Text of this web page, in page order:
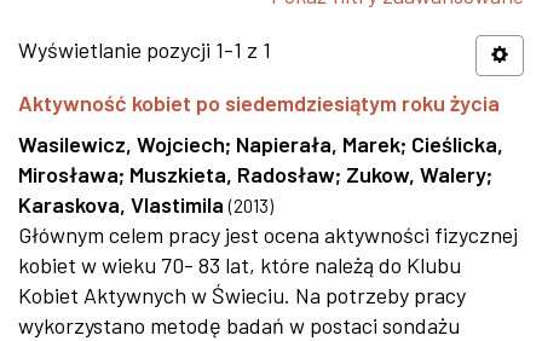
Wyświetlanie pozycji 1-1 z 1
Aktywność kobiet po siedemdziesiątym roku życia
Wasilewicz, Wojciech; Napierała, Marek; Cieślicka,
Mirosława; Muszkieta, Radosław; Zukow, Walery;
Karaskova, Vlastimila (2013)
Głównym celem pracy jest ocena aktywności fizycznej
kobiet w wieku 70- 83 lat, które należą do Klubu
Kobiet Aktywnych w Świeciu. Na potrzeby pracy
wykorzystano metodę badań w postaci sondażu